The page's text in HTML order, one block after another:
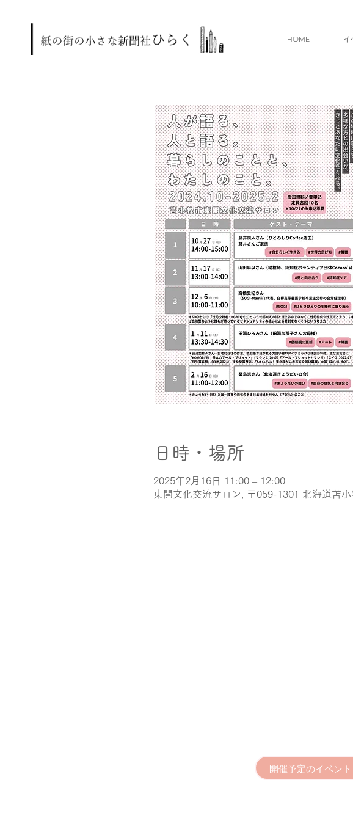
HOME イ
日時・場所
2025年2月16日 11:00 – 12:00
東開文化交流サロン, 〒059-1301 北海道苫
開催予定のイベント